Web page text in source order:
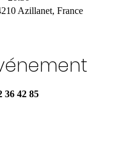
Azillanet, France
36 42 85